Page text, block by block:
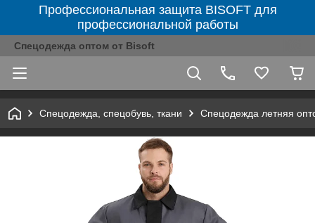
Профессиональная защита BISOFT для
профессиональной работы
Спецодежда оптом от Bisoft
Спецодежда, спецобувь, ткани Спецодежда летняя